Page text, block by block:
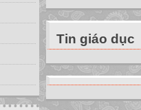
Tin giáo dục